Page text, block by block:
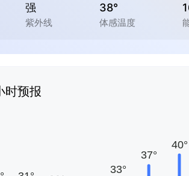
强
紫外线
38°
体感温度
时预报